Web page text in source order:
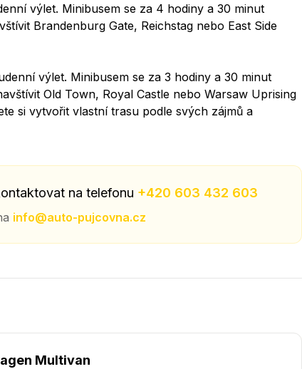
výlet. Minibusem se za 4 hodiny a 30 minut
Brandenburg Gate, Reichstag nebo East Side
výlet. Minibusem se za 3 hodiny a 30 minut
Old Town, Royal Castle nebo Warsaw Uprising
si vytvořit vlastní trasu podle svých zájmů a
na telefonu +420 603 432 603
info@auto-pujcovna.cz
Multivan